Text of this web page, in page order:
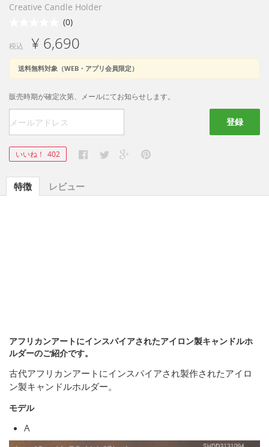
Creative Candle Holder
(0)
税込 ¥ 6,690
送料無料対象（WEB・アプリ会員限定）
販売時期が確定次第、メールにてお知らせします。
登録
いいね！ 402
特徴 レビュー
アフリカンアートにインスパイアされたアイロン製キャンドルホ
ルダーのご紹介です。
古代アフリカンアートにインスパイアされ製作されたアイロ
ン製キャンドルホルダー。
モデル
A